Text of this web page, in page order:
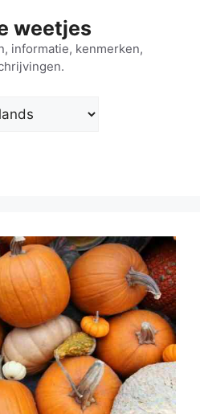
weetjes
informatie, kenmerken,